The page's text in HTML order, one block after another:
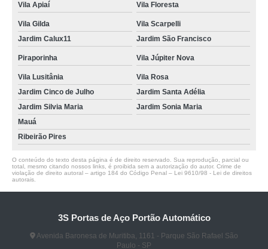
Vila Apiaí Vila Floresta
Vila Gilda
Vila Scarpelli
Jardim Calux11
Jardim São Francisco
Piraporinha Vila Júpiter Nova
Vila Lusitânia
Vila Rosa
Jardim Cinco de Julho
Jardim Santa Adélia
Jardim Silvia Maria
Jardim Sonia Maria
Mauá
Ribeirão Pires
O conteúdo do texto desta página é de direito reservado. Sua reprodução, parcial ou
total, mesmo citando nossos links, é proibida sem a autorização do autor. Crime de
violação de direito autoral – artigo 184 do Código Penal – Lei 9610/98 - Lei de direitos
autorais
3S Portas de Aço Portão Automático
Avenida Baronesa de Muritiba, 1161 - Parque São Rafael São
Paulo - SP